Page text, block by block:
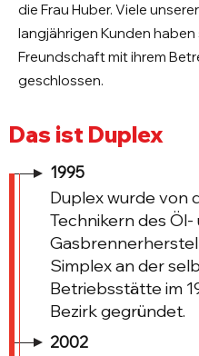
die Frau Huber. Viele unserer
langjährigen Kunden haben
Freundschaft mit ihrem
geschlossen.
Das ist Duplex
1995
Duplex wurde von
Technikern des Öl-
Simplex an der
Betriebsstätte im
Bezirk gegründet.
2002